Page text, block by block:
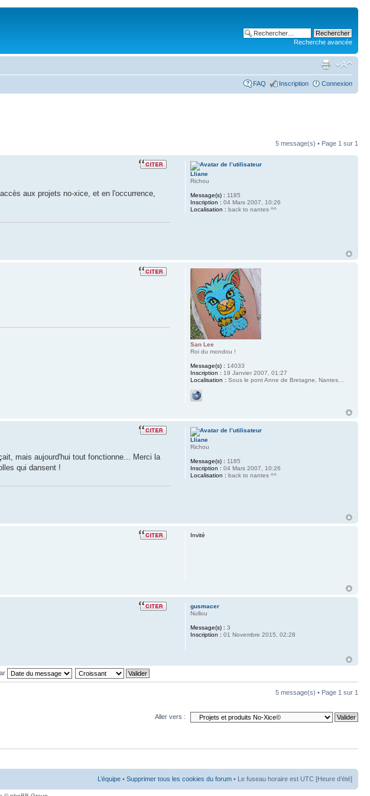
Recherche avancée
FAQ Inscription Connexion
5 message(s) • Page 1 sur 1
aux projets no-xice, et en l'occurrence,
Lliane
Richou
Message(s) : 1185
Inscription : 04 Mars 2007, 10:26
Localisation : back to nantes ^^
San Lee
Roi du mondou !
Message(s) : 14033
Inscription : 19 Janvier 2007, 01:27
Localisation : Sous le pont Anne de Bretagne, Nantes…
mais aujourd'hui tout fonctionne... Merci la
qui dansent !
Lliane
Richou
Message(s) : 1185
Inscription : 04 Mars 2007, 10:26
Localisation : back to nantes ^^
Invité
gusmacer
Nullou
Message(s) : 3
Inscription : 01 Novembre 2015, 02:28
5 message(s) • Page 1 sur 1
Aller vers :
L’équipe • Supprimer tous les cookies du forum • Le fuseau horaire est UTC [Heure d’été]